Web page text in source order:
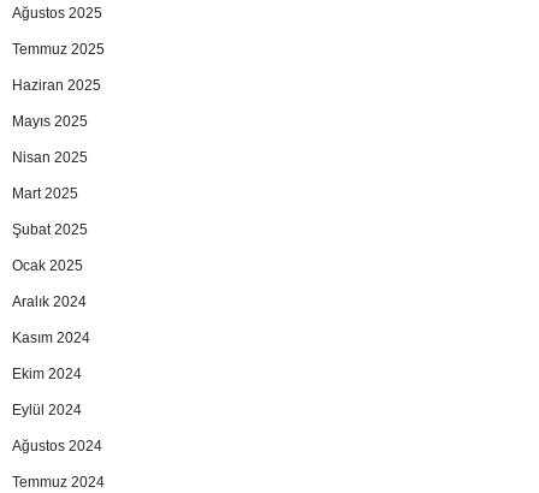
Ağustos 2025
Temmuz 2025
Haziran 2025
Mayıs 2025
Nisan 2025
Mart 2025
Şubat 2025
Ocak 2025
Aralık 2024
Kasım 2024
Ekim 2024
Eylül 2024
Ağustos 2024
Temmuz 2024